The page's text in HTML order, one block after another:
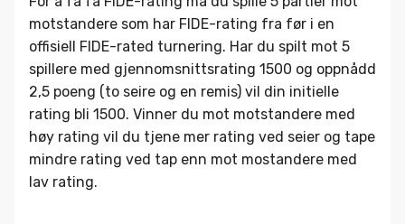
motstandere som har FIDE-rating fra før i en
offisiell FIDE-rated turnering. Har du spilt mot 5
spillere med gjennomsnittsrating 1500 og oppnådd
2,5 poeng (to seire og en remis) vil din initielle
rating bli 1500. Vinner du mot motstandere med
høy rating vil du tjene mer rating ved seier og tape
mindre rating ved tap enn mot mostandere med
lav rating.